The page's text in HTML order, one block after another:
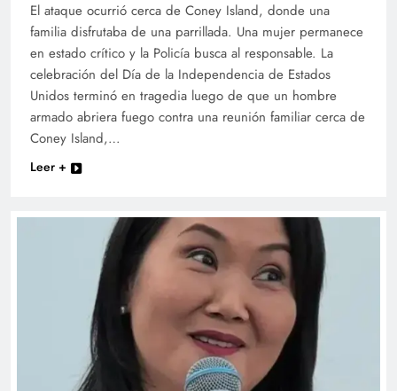
El ataque ocurrió cerca de Coney Island, donde una
familia disfrutaba de una parrillada. Una mujer permanece
en estado crítico y la Policía busca al responsable. La
celebración del Día de la Independencia de Estados
Unidos terminó en tragedia luego de que un hombre
armado abriera fuego contra una reunión familiar cerca de
Coney Island,…
Leer +